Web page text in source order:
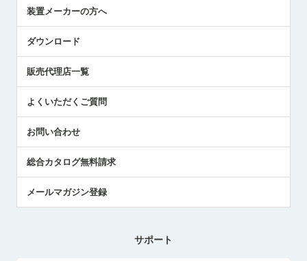
採用情報
国/地域/言語
エアマイクロセンサ製品
メトロールの技術
社員ブログ
中小企業のBCP地震対策
センサのテクニカルガイド
社長ブログ
装置メーカーの方へ
ダウンロード
販売代理店一覧
よくいただくご質問
お問い合わせ
総合カタログ無料請求
メールマガジン登録
サポート